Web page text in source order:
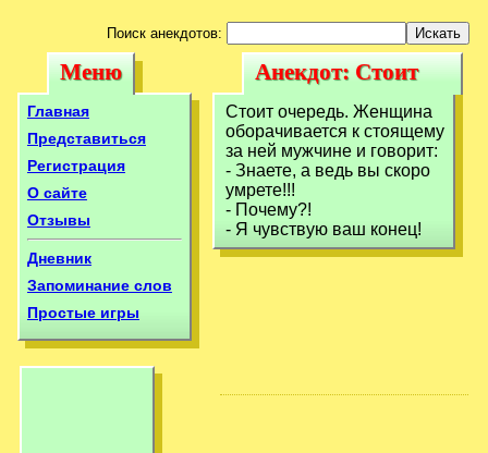
Поиск анекдотов:
Меню
Меню
Главная
Представиться
Регистрация
О сайте
Отзывы
Дневник
Запоминание слов
Простые игры
Анекдот: Стоит
очередь.
Женщина
оборачивается к
стоящему
Анекдот: Стоит
очередь. Женщина
оборачивается к
стоящему
Стоит очередь. Женщина
оборачивается к стоящему
за ней мужчине и говорит:
- Знаете, а ведь вы скоро
умрете!!!
- Почему?!
- Я чувствую ваш конец!